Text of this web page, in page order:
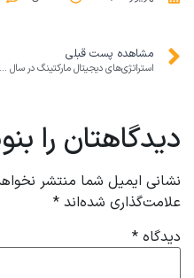
مشاهده پست قبلی
استراتژی‌های دیجیتال مارکتینگ در سال ۲۰۲۵ و نقش آن در رشد کسب‌وکارها
دیدگاهتان را
نشانی ایمیل شما منتشر
علامت‌گذاری شده‌اند *
دیدگاه *